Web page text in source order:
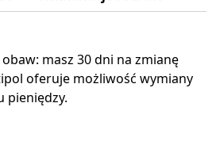
masz 30 dni na zmianę
oferuje możliwość wymiany
pieniędzy.